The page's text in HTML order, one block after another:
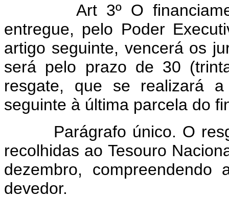
Art 3º O
entregue, pelo Poder
artigo seguinte, vencerá os
será pelo prazo de 30
resgate, que se realizará
seguinte à última parcela do
Parágrafo único. O
recolhidas ao Tesouro
dezembro,
devedor.